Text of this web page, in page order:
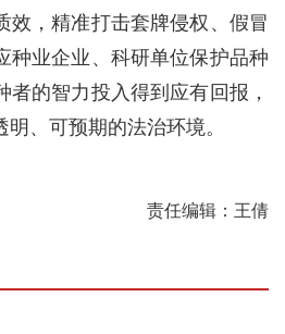
效，精准打击套牌侵权、假冒
种业企业、科研单位保护品种
的智力投入得到应有回报，
、可预期的法治环境。
责任编辑：王倩